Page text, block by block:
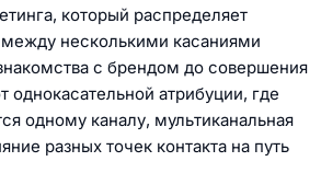
который распределяет
несколькими касаниями
с брендом до совершения
однокасательной атрибуции, где
одному каналу, мультиканальная
разных точек контакта на путь